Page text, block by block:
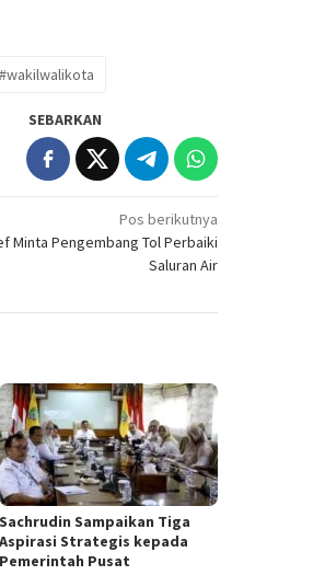
#wakilwalikota
SEBARKAN
Pos berikutnya
Minta Pengembang Tol Perbaiki
Saluran Air
Sachrudin Sampaikan Tiga
Aspirasi Strategis kepada
Pemerintah Pusat